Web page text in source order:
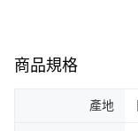
商品規格
產地